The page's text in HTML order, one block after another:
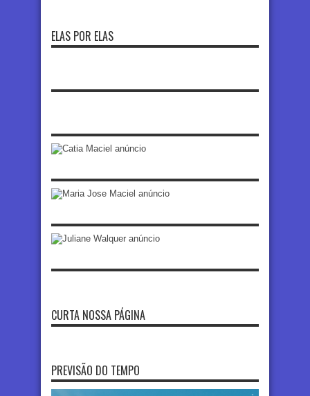
ELAS POR ELAS
CURTA NOSSA PÁGINA
PREVISÃO DO TEMPO